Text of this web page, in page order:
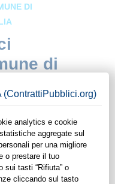
DI
di
Ente
potrai avere
stipulati
Battaglia in ambito
funzionalità di